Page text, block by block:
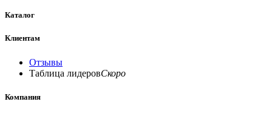
Каталог
Клиентам
Отзывы
Таблица лидеровСкоро
Компания